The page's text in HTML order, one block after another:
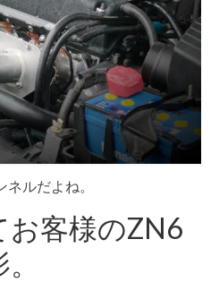
ルだよね。
お客様のZN6